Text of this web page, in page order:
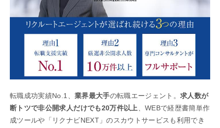
転職成功実績No.1、 業界最大手の転職エージェント。求人数が
断トツで非公開求人だけでも20万件以上
、WEBで経歴書簡単作
成ツールや「リクナビNEXT」のスカウトサービスも利用でき